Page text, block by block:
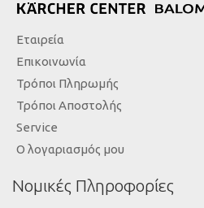
Εταιρεία
Επικοινωνία
Τρόποι Πληρωμής
Τρόποι Αποστολής
Service
Ο λογαριασμός μου
Νομικές Πληροφορίες